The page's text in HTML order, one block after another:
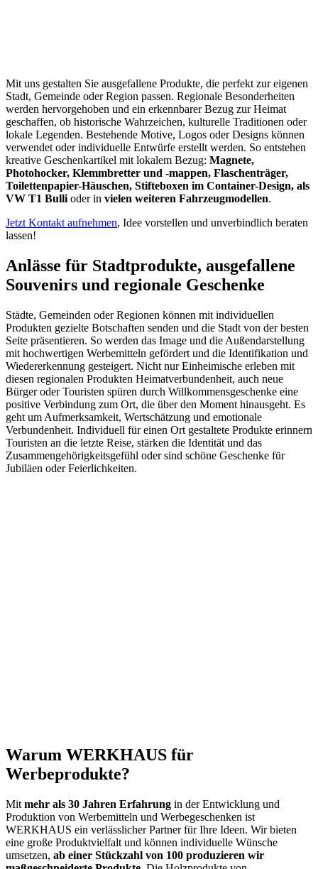
Mit uns gestalten Sie ausgefallene Produkte, die perfekt zur eigenen
Stadt, Gemeinde oder Region passen. Regionale Besonderheiten
werden hervorgehoben und ein erkennbarer Bezug zur Heimat
geschaffen, ob historische Wahrzeichen, kulturelle Traditionen oder
lokale Legenden. Bestehende Motive, Logos oder Designs können
verwendet oder individuelle Entwürfe erstellt werden. So entstehen
kreative Geschenkartikel mit lokalem Bezug: Magnete,
Photohocker, Klemmbretter und -mappen, Flaschenträger,
Toilettenpapier-Häuschen, Stifteboxen im Container-Design, als
VW T1 Bulli oder in vielen weiteren Fahrzeugmodellen.
Jetzt Kontakt aufnehmen, Idee vorstellen und unverbindlich beraten
lassen!
Anlässe für Stadtprodukte, ausgefallene
Souvenirs und regionale Geschenke
Städte, Gemeinden oder Regionen können mit individuellen
Produkten gezielte Botschaften senden und die Stadt von der besten
Seite präsentieren. So werden das Image und die Außendarstellung
mit hochwertigen Werbemitteln gefördert und die Identifikation und
Wiedererkennung gesteigert. Nicht nur Einheimische erleben mit
diesen regionalen Produkten Heimatverbundenheit, auch neue
Bürger oder Touristen spüren durch Willkommensgeschenke eine
positive Verbindung zum Ort, die über den Moment hinausgeht. Es
geht um Aufmerksamkeit, Wertschätzung und emotionale
Verbundenheit. Individuell für einen Ort gestaltete Produkte erinnern
Touristen an die letzte Reise, stärken die Identität und das
Zusammengehörigkeitsgefühl oder sind schöne Geschenke für
Jubiläen oder Feierlichkeiten.
Warum WERKHAUS für
Werbeprodukte?
Mit mehr als 30 Jahren Erfahrung in der Entwicklung und
Produktion von Werbemitteln und Werbegeschenken ist
WERKHAUS ein verlässlicher Partner für Ihre Ideen. Wir bieten
eine große Produktvielfalt und können individuelle Wünsche
umsetzen, ab einer Stückzahl von 100 produzieren wir